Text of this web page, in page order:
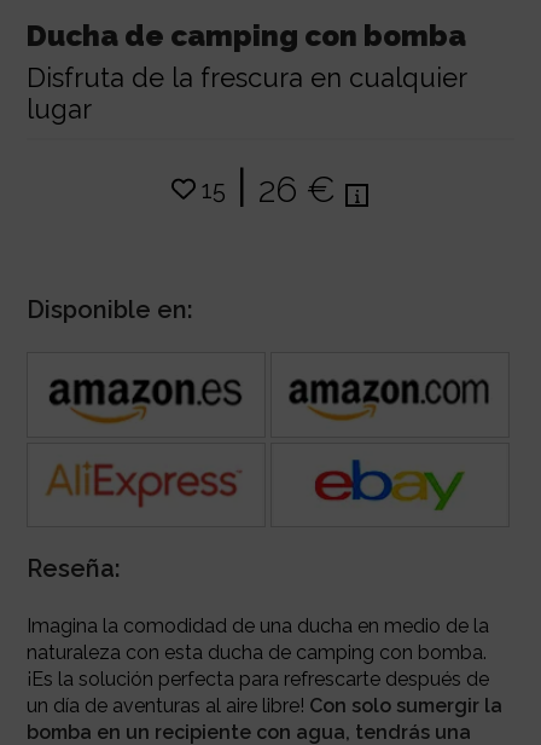
Ducha de camping con bomba
Disfruta de la frescura en cualquier
lugar
15 | 26 €
Disponible en:
Reseña:
Imagina la comodidad de una ducha en medio de la
naturaleza con esta ducha de camping con bomba.
¡Es la solución perfecta para refrescarte después de
un día de aventuras al aire libre! Con solo sumergir la
bomba en un recipiente con agua, tendrás una